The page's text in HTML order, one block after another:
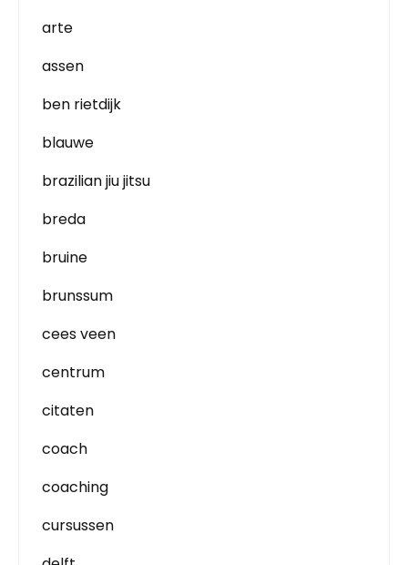
arte
assen
ben rietdijk
blauwe
brazilian jiu jitsu
breda
bruine
brunssum
cees veen
centrum
citaten
coach
coaching
cursussen